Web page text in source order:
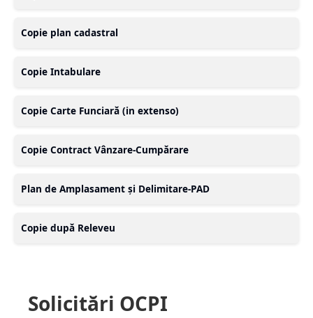
Copie plan cadastral
Copie Intabulare
Copie Carte Funciară (in extenso)
Copie Contract Vânzare-Cumpărare
Plan de Amplasament și Delimitare-PAD
Copie după Releveu
Solicitări OCPI